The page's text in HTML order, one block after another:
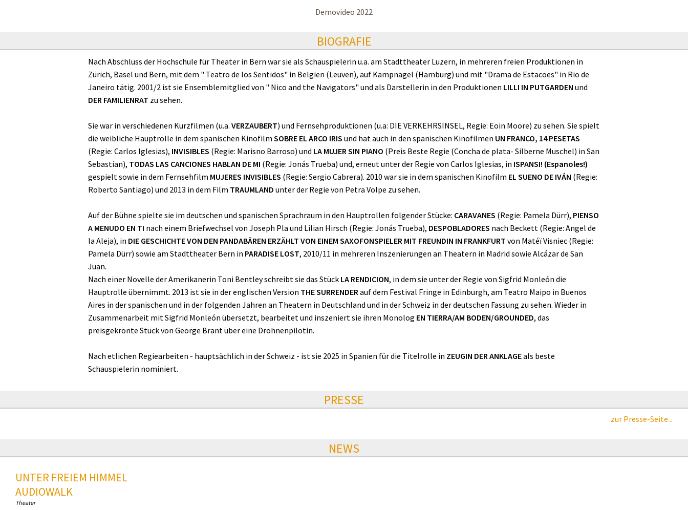
Demovideo 2022
BIOGRAFIE
Nach Abschluss der Hochschule für Theater in Bern war sie als Schauspielerin u.a. am Stadttheater Luzern, in mehreren freien Produktionen in
Zürich, Basel und Bern, mit dem " Teatro de los Sentidos" in Belgien (Leuven), auf Kampnagel (Hamburg) und mit "Drama de Estacoes" in Rio de
Janeiro tätig. 2001/2 ist sie Ensemblemitglied von " Nico and the Navigators" und als Darstellerin in den Produktionen LILLI IN PUTGARDEN und
DER FAMILIENRAT zu sehen.
Sie war in verschiedenen Kurzfilmen (u.a. VERZAUBERT) und Fernsehproduktionen (u.a: DIE VERKEHRSINSEL, Regie: Eoin Moore) zu sehen. Sie spielt
die weibliche Hauptrolle in dem spanischen Kinofilm SOBRE EL ARCO IRIS und hat auch in den spanischen Kinofilmen UN FRANCO, 14 PESETAS
(Regie: Carlos Iglesias), INVISIBLES (Regie: Marisno Barroso) und LA MUJER SIN PIANO (Preis Beste Regie (Concha de plata- Silberne Muschel) in San
Sebastian), TODAS LAS CANCIONES HABLAN DE MI (Regie: Jonás Trueba) und, erneut unter der Regie von Carlos Iglesias, in ISPANSI! (Espanoles!)
gespielt sowie in dem Fernsehfilm MUJERES INVISIBLES (Regie: Sergio Cabrera). 2010 war sie in dem spanischen Kinofilm EL SUENO DE IVÁN (Regie:
Roberto Santiago) und 2013 in dem Film TRAUMLAND unter der Regie von Petra Volpe zu sehen.
Auf der Bühne spielte sie im deutschen und spanischen Sprachraum in den Hauptrollen folgender Stücke: CARAVANES (Regie: Pamela Dürr), PIENSO
A MENUDO EN TI nach einem Briefwechsel von Joseph Pla und Lilian Hirsch (Regie: Jonás Trueba), DESPOBLADORES nach Beckett (Regie: Angel de
la Aleja), in DIE GESCHICHTE VON DEN PANDABÄREN ERZÄHLT VON EINEM SAXOFONSPIELER MIT FREUNDIN IN FRANKFURT von Matéï Visniec (Regie:
Pamela Dürr) sowie am Stadttheater Bern in PARADISE LOST, 2010/11 in mehreren Inszenierungen an Theatern in Madrid sowie Alcázar de San
Juan.
Nach einer Novelle der Amerikanerin Toni Bentley schreibt sie das Stück LA RENDICION, in dem sie unter der Regie von Sigfrid Monleón die
Hauptrolle übernimmt. 2013 ist sie in der englischen Version THE SURRENDERauf dem Festival Fringe in Edinburgh, am Teatro Maipo in Buenos
Aires in der spanischen und in der folgenden Jahren an Theatern in Deutschland und in der Schweiz in der deutschen Fassung zu sehen. Wieder in
Zusammenarbeit mit Sigfrid Monleón übersetzt, bearbeitet und inszeniert sie ihren Monolog EN TIERRA/AM BODEN/GROUNDED, das
preisgekrönte Stück von George Brant über eine Drohnenpilotin.
Nach etlichen Regiearbeiten - hauptsächlich in der Schweiz - ist sie 2025 in Spanien für die Titelrolle in ZEUGIN DER ANKLAGEals beste
Schauspielerin nominiert.
PRESSE
zur Presse-Seite...
NEWS
UNTER FREIEM HIMMEL
AUDIOWALK
Theater